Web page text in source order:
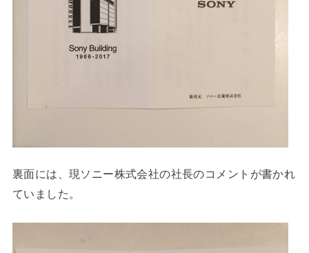
裏面には、現ソニー株式会社の社長のコメントが書かれ
ていました。